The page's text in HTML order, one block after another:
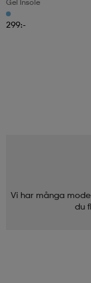
Gel Insole
299:-
Vi har många
du